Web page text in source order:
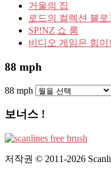
거울의 집
로드의 컬렉션 블로
SP!NZ 쇼 룸
비디오 게임은 힘이
88 mph
88 mph
보너스 !
저작권 © 2011-2026